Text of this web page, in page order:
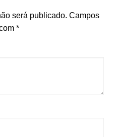
será publicado. Campos
*